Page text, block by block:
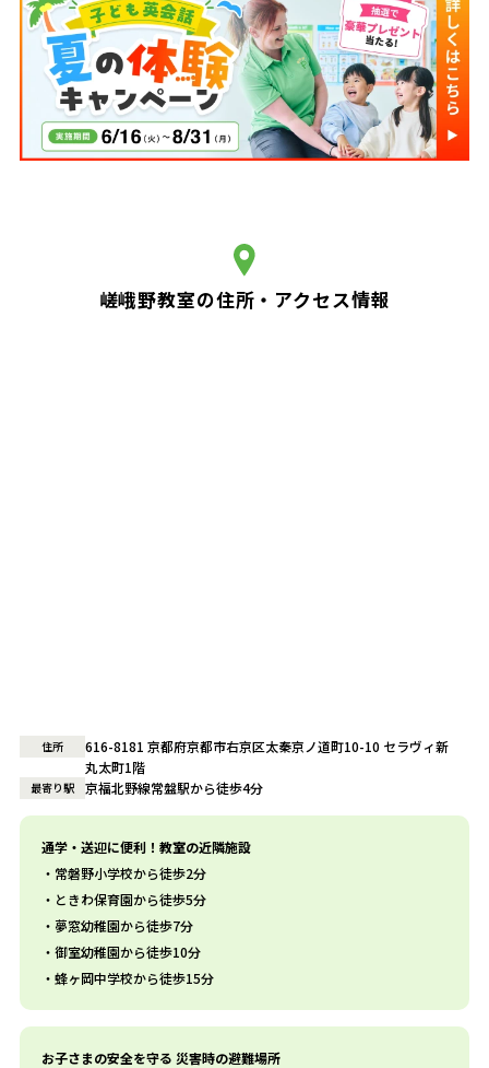
嵯峨野教室の住所・アクセス情報
住所
616-8181 京都府京都市右京区太秦京ノ道町10-10 セラヴィ新
丸太町1階
最寄り駅 京福北野線常盤駅から徒歩4分
通学・送迎に便利！教室の近隣施設
常磐野小学校から徒歩2分
ときわ保育園から徒歩5分
夢窓幼稚園から徒歩7分
御室幼稚園から徒歩10分
蜂ヶ岡中学校から徒歩15分
お子さまの安全を守る 災害時の避難場所